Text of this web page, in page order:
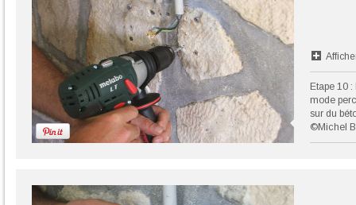
Etape 10
mode
sur du
©Michel